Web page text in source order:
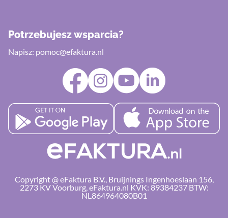
Potrzebujesz wsparcia?
Napisz: pomoc@efaktura.nl
Copyright @ eFaktura B.V., Bruijnings Ingenhoeslaan 156,
2273 KV Voorburg, eFaktura.nl KVK: 89384237 BTW:
NL864964080B01